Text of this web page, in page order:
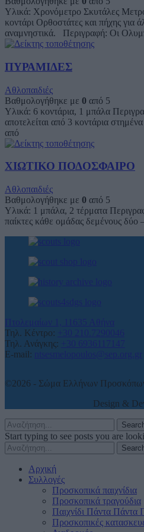
Υλικά: Χρονόμετρο Σκυτάλες
κοντάρι Ορθοστάτες και πήχης για
αναμνηστικά. Περιγραφή: Οι
ΠΥΡΑΜΙΔΕΣ
Αθλοπαιδιές
Βαθμολογήθηκε με 0 από 5
Υλικά: 6 κοντάρια, 1 μπάλα
αποτελείται από 3 κοντάρια
από
ΧΙΩΤΙΚΟ ΠΟΔΟΣΦΑΙΡΟ
Αθλοπαιδιές
Βαθμολογήθηκε με 0 από 5
Υλικά: 1 μπάλα, 2 τέρματα
παίκτες κάθε ομάδας δεμένους δύο
Πτολεμαίων 1, 11635 Αθήνα
Τηλ. Κέντρο:
+30 210.7290046
Τηλ. Ανάγκης:
+30 6936117147
E-mail:
ntsesmelopoulos@sep.org.gr
©2026 - Σώμα Ελλήνων
Design &
Start typing to see posts you are
Αρχική
Συλλογές
Προσκοπικά παιχνίδια
Προσκοπικά τραγούδια
Παιχνίδι Πάντα Πάντα
Προσκοπικές